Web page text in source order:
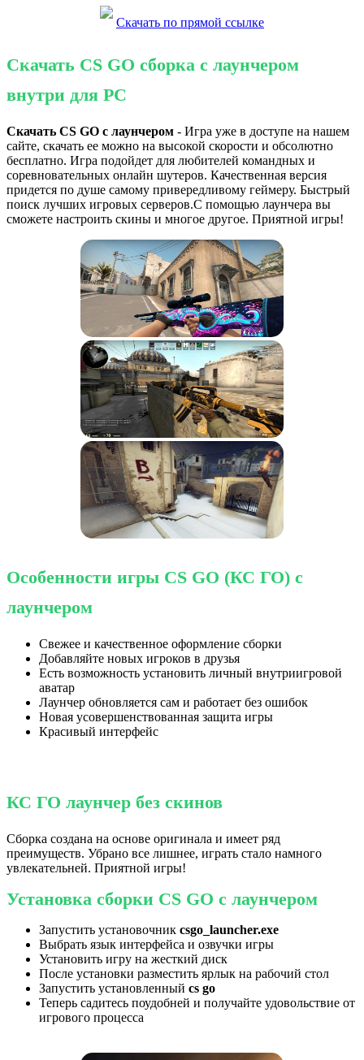
Скачать по прямой ссылке
Скачать CS GO сборка с лаунчером
внутри для PC
Скачать CS GO с лаунчером - Игра уже в доступе на нашем
сайте, скачать ее можно на высокой скорости и обсолютно
бесплатно. Игра подойдет для любителей командных и
соревновательных онлайн шутеров. Качественная версия
придется по душе самому привередливому геймеру. Быстрый
поиск лучших игровых серверов.С помощью лаунчера вы
сможете настроить скины и многое другое. Приятной игры!
Особенности игры CS GO (КС ГО) с
лаунчером
Свежее и качественное оформление сборки
Добавляйте новых игроков в друзья
Есть возможность установить личный внутриигровой
аватар
Лаунчер обновляется сам и работает без ошибок
Новая усовершенствованная защита игры
Красивый интерфейс
КС ГО лаунчер без скинов
Сборка создана на основе оригинала и имеет ряд
преимуществ. Убрано все лишнее, играть стало намного
увлекательней. Приятной игры!
Установка сборки CS GO с лаунчером
Запустить установочник csgo_launcher.exe
Выбрать язык интерфейса и озвучки игры
Установить игру на жесткий диск
После установки разместить ярлык на рабочий стол
Запустить установленный cs go
Теперь садитесь поудобней и получайте удовольствие от
игрового процесса